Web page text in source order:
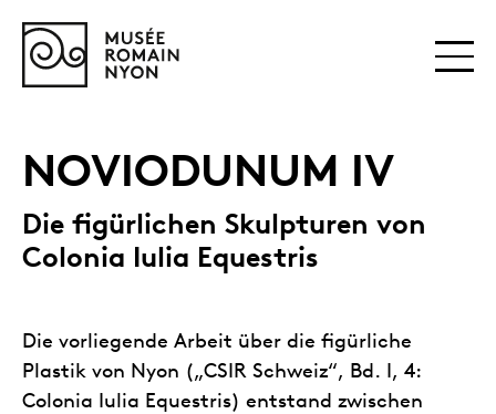
NOVIODUNUM IV
Die figürlichen Skulpturen von
Colonia Iulia Equestris
Die vorliegende Arbeit über die figürliche
Plastik von Nyon („CSIR Schweiz“, Bd. I, 4:
Colonia Iulia Equestris) entstand zwischen